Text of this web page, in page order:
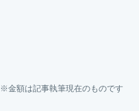
※金額は記事執筆現在のものです